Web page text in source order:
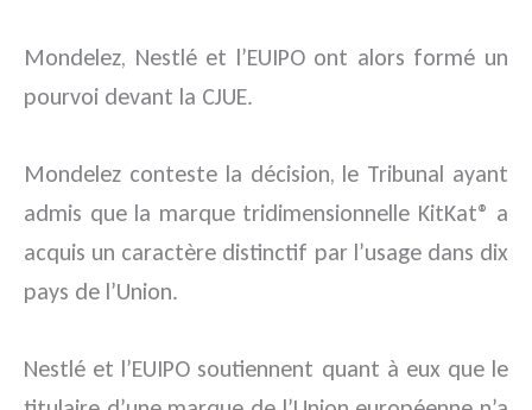
Mondelez, Nestlé et l’EUIPO ont alors formé un
pourvoi devant la CJUE.
Mondelez conteste la décision, le Tribunal ayant
admis que la marque tridimensionnelle KitKat® a
acquis un caractère distinctif par l’usage dans dix
pays de l’Union.
Nestlé et l’EUIPO soutiennent quant à eux que le